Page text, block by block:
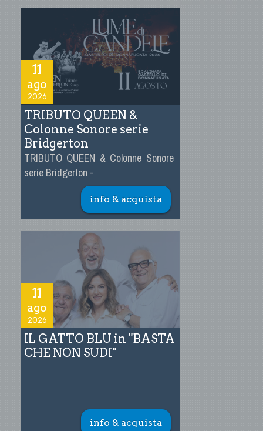
11
ago
2026
TRIBUTO QUEEN &
Colonne Sonore serie
Bridgerton
TRIBUTO QUEEN & Colonne Sonore
serie Bridgerton -
info & acquista
11
ago
2026
IL GATTO BLU in "BASTA
CHE NON SUDI"
info & acquista